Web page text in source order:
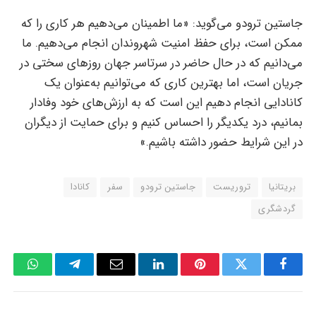
جاستین ترودو می‌گوید: «ما اطمینان می‌دهیم هر کاری را که
ممکن است، برای حفظ امنیت شهروندان انجام می‌دهیم. ما
می‌دانیم که در حال حاضر در سرتاسر جهان روزهای سختی در
جریان است، اما بهترین کاری که می‌توانیم به‌عنوان یک
کانادایی انجام دهیم این است که به ارزش‌های خود وفادار
بمانیم، درد یکدیگر را احساس کنیم و برای حمایت از دیگران
در این شرایط حضور داشته باشیم.»
بریتانیا تروریست جاستین ترودو سفر
کانادا
گردشگری
Facebook
Twitter
Pinterest
LinkedIn
Email
Telegram